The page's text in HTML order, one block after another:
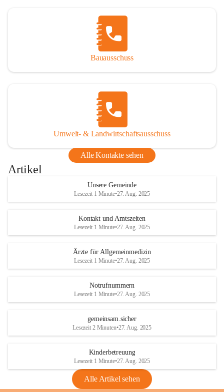
Bauausschuss
Umwelt- & Landwirtschaftsausschuss
Alle Kontakte sehen
Artikel
Unsere Gemeinde
Lesezeit 1 Minute•27. Aug. 2025
Kontakt und Amtszeiten
Lesezeit 1 Minute•27. Aug. 2025
Ärzte für Allgemeinmedizin
Lesezeit 1 Minute•27. Aug. 2025
Notrufnummern
Lesezeit 1 Minute•27. Aug. 2025
gemeinsam.sicher
Lesezeit 2 Minuten•27. Aug. 2025
Kinderbetreuung
Lesezeit 1 Minute•27. Aug. 2025
Alle Artikel sehen